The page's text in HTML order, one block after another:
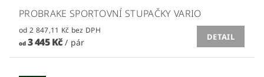
PROBRAKE SPORTOVNÍ STUPAČKY VARIO
od 2 847,11 Kč bez DPH
od3 445 Kč/ pár
DETAIL